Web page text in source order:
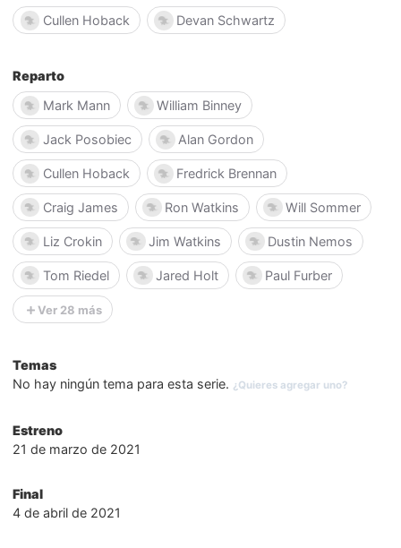
Cullen Hoback
Devan Schwartz
Reparto
Mark Mann
William Binney
Jack Posobiec Alan Gordon
Cullen Hoback Fredrick Brennan
Craig James Ron Watkins Will Sommer
Liz Crokin Jim Watkins Dustin Nemos
Tom Riedel Jared Holt Paul Furber
Ver 28 más
Temas
No hay ningún tema para esta serie. ¿Quieres agregar uno?
Estreno
21 de marzo de 2021
Final
4 de abril de 2021